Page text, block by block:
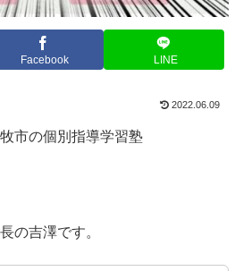
Facebook LINE
2022.06.09
市の個別指導学習塾
の吉澤です。